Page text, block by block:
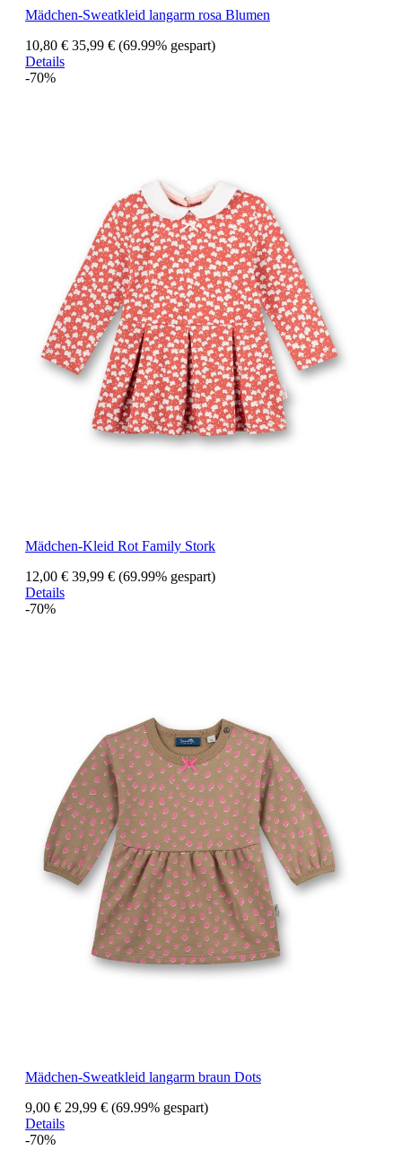
Mädchen-Sweatkleid langarm rosa Blumen
10,80 € 35,99 € (69.99% gespart)
Details
-70%
Mädchen-Kleid Rot Family Stork
12,00 € 39,99 € (69.99% gespart)
Details
-70%
Mädchen-Sweatkleid langarm braun Dots
9,00 € 29,99 € (69.99% gespart)
Details
-70%